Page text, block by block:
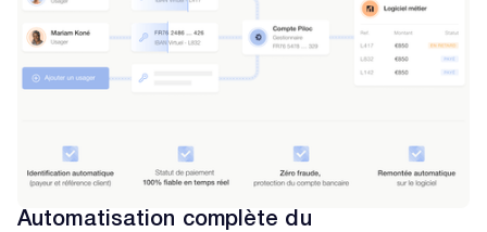
Automatisation complète du